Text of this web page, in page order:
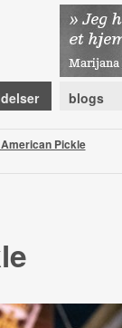
blogs
Pickle